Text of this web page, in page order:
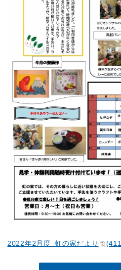
2022年2月度_虹の家だより